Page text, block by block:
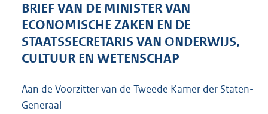
K
b
BRIEF VAN DE MINISTER VAN
ECONOMISCHE ZAKEN EN DE
STAATSSECRETARIS VAN ONDERWIJS,
CULTUUR EN WETENSCHAP
Aan de Voorzitter van de Tweede Kamer der Staten-
Generaal